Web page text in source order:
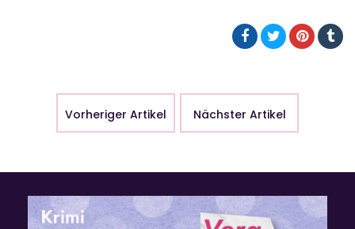
Vorheriger Artikel Nächster Artikel